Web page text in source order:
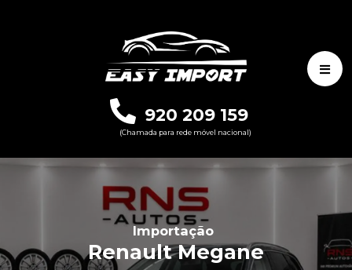
920 209 159
(Chamada para rede móvel nacional)
Importação
Renault Megane